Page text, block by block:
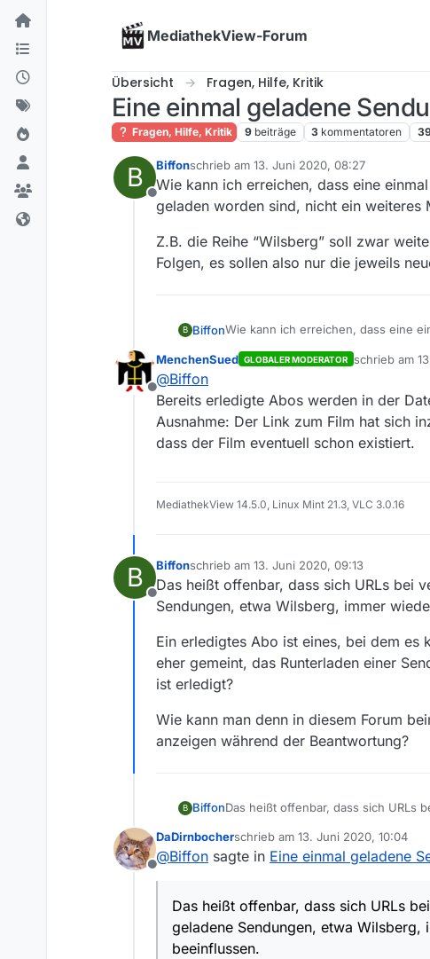
Skip to content
MediathekView-Forum
Übersicht Fragen, Hilfe, Kritik
Eine einmal geladene
Fragen, Hilfe, Kritik 9 beiträge 3 kommentatoren
B
Offline
Biffonschrieb am 13. Juni 2020, 08:27
zuletzt editiert von
Wie kann ich erreichen, dass eine
geladen worden sind, nicht ein weiteres
Z.B. die Reihe “Wilsberg” soll zwar
Folgen, es sollen also nur die jeweils
B BiffonWie kann ich erreichen, dass eine
Z.B. die Reihe “Wilsberg” soll zwar
Offline
MenchenSued GLOBALER MODERATOR schrieb am
zuletzt
@Biffon
Bereits erledigte Abos werden in der
Ausnahme: Der Link zum Film hat sich
dass der Film eventuell schon existiert.
MediathekView 14.5.0, Linux Mint 21.3, VLC 3.0.16
B
Offline
Biffonschrieb am 13. Juni 2020, 09:13
zuletzt editiert von
Das heißt offenbar, dass sich URLs bei
Sendungen, etwa Wilsberg, immer
Ein erledigtes Abo ist eines, bei dem es
eher gemeint, das Runterladen einer
ist erledigt?
Wie kann man denn in diesem Forum
anzeigen während der Beantwortung?
B BiffonDas heißt offenbar, dass sich URLs
Ein erledigtes Abo ist eines, bei
gemeint, das Runterladen einer
Offline
DaDirnbocherschrieb am 13. Juni 2020, 10:04
zuletzt editiert von
@Biffon sagte in Eine einmal geladene
Das heißt offenbar, dass sich URLs
geladene Sendungen, etwa
beeinflussen.